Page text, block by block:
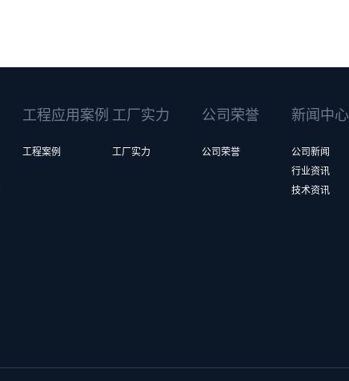
工程应用案例
工程案例
工厂实力
工厂实力
公司荣誉
公司荣誉
新闻中心
公司新闻
行业资讯
技术资讯